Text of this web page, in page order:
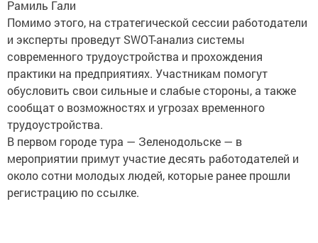
Рамиль Гали
Помимо этого, на стратегической сессии работодатели
и эксперты проведут SWOT-анализ системы
современного трудоустройства и прохождения
практики на предприятиях. Участникам помогут
обусловить свои сильные и слабые стороны, а также
сообщат о возможностях и угрозах временного
трудоустройства.
В первом городе тура — Зеленодольске — в
мероприятии примут участие десять работодателей и
около сотни молодых людей, которые ранее прошли
регистрацию по ссылке.